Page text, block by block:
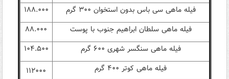
فیله ماهی سی باس بدون استخوان ۳۰۰ گرم
۱۸۸.۰۰۰
فیله ماهی سلطان ابراهیم جنوب با پوست
۸۸.۰۰۰
فیله ماهی سنگسر شهری ۶۰۰ گرم
۱۰۴.۵۰۰
فیله ماهی کوتر ۴۰۰ گرم
۱۱۲۰۰۰